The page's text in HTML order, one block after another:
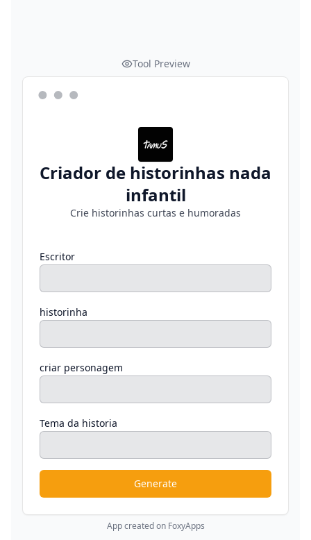
Tool Preview
Criador de historinhas nada
infantil
Crie historinhas curtas e humoradas
Escritor
historinha
criar personagem
Tema da historia
Generate
App created on FoxyApps